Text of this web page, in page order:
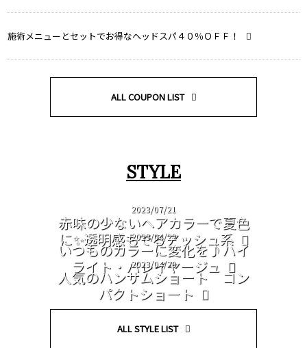
施術メニューとセットでお得なヘッドスパ４０％ＯＦＦ！
ALL COUPON LIST
STYLE
2023/07/21
赤味の少ないヘアカラーで夏色
に✨透明感もでるアッシュ系
2023/04/22
いつものカラーに変化を♪ハイ
ライト・バレイヤージュ
2023/04/20
人気のハンサムショート コン
パクトショート
ALL STYLE LIST